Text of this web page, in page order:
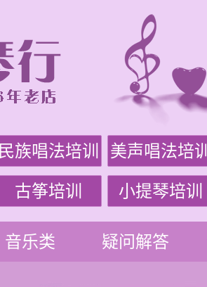
民族唱法培训 美声唱法培训
古筝培训 小提琴培训
音乐类 疑问解答